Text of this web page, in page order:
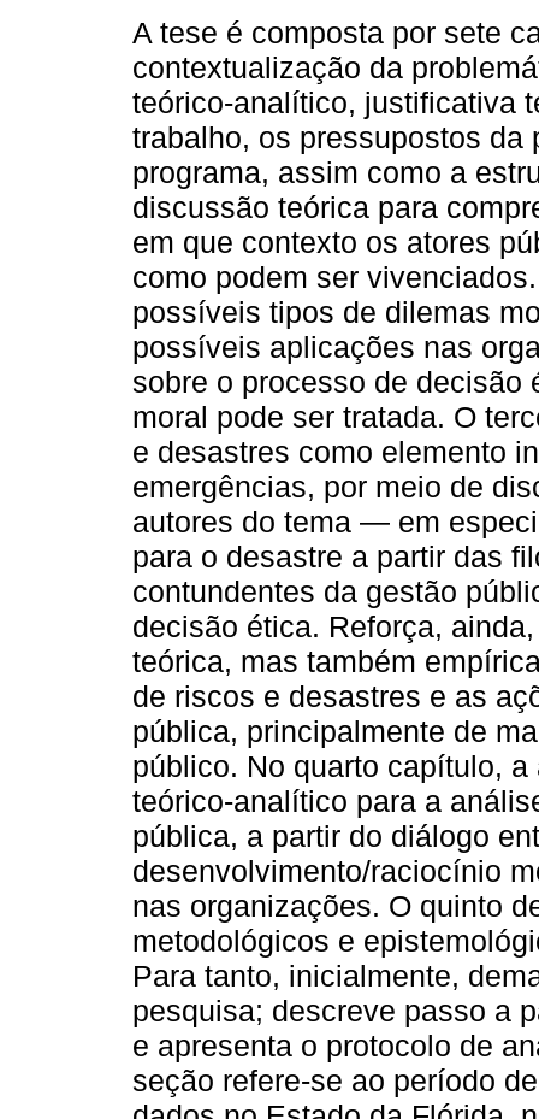
A tese é composta por sete
contextualização da
teórico-analítico, justificativa
trabalho, os pressupostos da
programa, assim como a
discussão teórica para
em que contexto os atores
como podem ser
possíveis tipos de dilemas
possíveis aplicações nas
sobre o processo de decisão
moral pode ser tratada. O
e desastres como elemento
emergências, por meio de
autores do tema — em
para o desastre a partir das
contundentes da gestão
decisão ética. Reforça,
teórica, mas também
de riscos e desastres e as
pública, principalmente de
público. No quarto capítulo,
teórico-analítico para a
pública, a partir do diálogo
desenvolvimento/raciocínio
nas organizações. O quinto
metodológicos e
Para tanto, inicialmente,
pesquisa; descreve passo a
e apresenta o protocolo de
seção refere-se ao período